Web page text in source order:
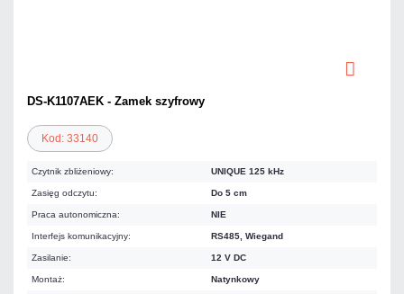
DS-K1107AEK - Zamek szyfrowy
Kod: 33140
Czytnik zbliżeniowy: UNIQUE 125 kHz
Zasięg odczytu: Do 5 cm
Praca autonomiczna: NIE
Interfejs komunikacyjny: RS485, Wiegand
Zasilanie: 12 V DC
Montaż: Natynkowy